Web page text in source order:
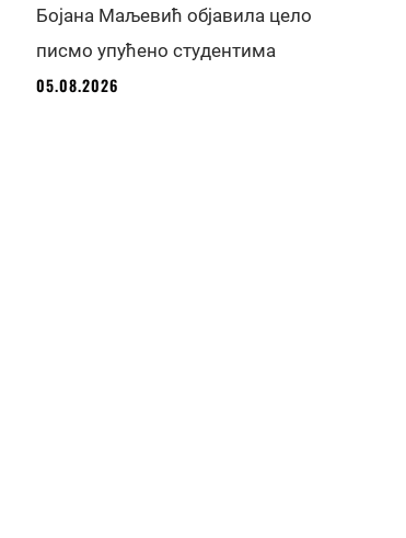
Бојана Маљевић објавила цело
писмо упућено студентима
05.08.2026